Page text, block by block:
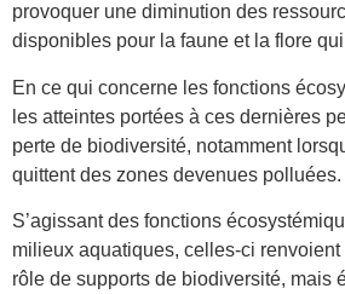
provoquer une diminution des
disponibles pour la faune et la flore
En ce qui concerne les fonctions
les atteintes portées à ces dernières
perte de biodiversité, notamment
quittent des zones devenues polluées.
S’agissant des fonctions
milieux aquatiques, celles-ci
rôle de supports de biodiversité, mais